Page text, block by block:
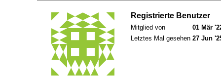
Registrierte Benutzer
Mitglied von
01 Mär
Letztes Mal gesehen 27 Jun